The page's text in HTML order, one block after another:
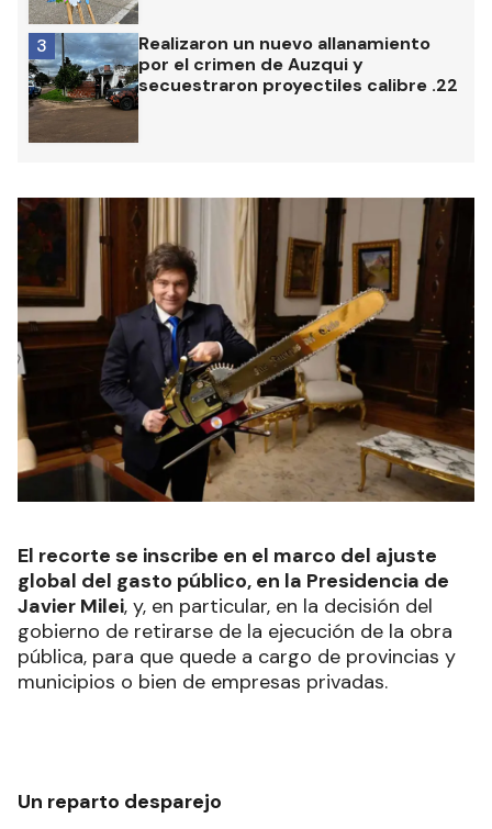
Realizaron un nuevo allanamiento
por el crimen de Auzqui y
secuestraron proyectiles calibre .22
3
El recorte se inscribe en el marco del ajuste
global del gasto público, en la Presidencia de
Javier Milei, y, en particular, en la decisión del
gobierno de retirarse de la ejecución de la obra
pública, para que quede a cargo de provincias y
municipios o bien de empresas privadas.
Un reparto desparejo